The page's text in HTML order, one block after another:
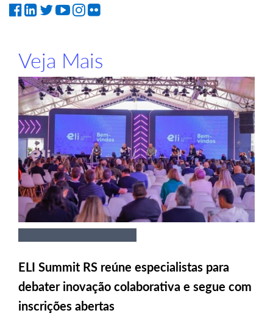
Veja Mais
ELI Summit RS reúne especialistas para
debater inovação colaborativa e segue com
inscrições abertas